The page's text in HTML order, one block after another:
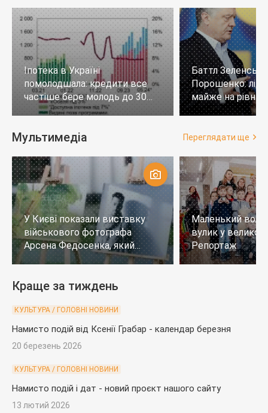
Іпотека в Україні
помолодшала: кредити все
частіше бере молодь до 30
років
Баттл
Порошенко:
майже на
тих, хто не
Мультимедіа Переглядати ще
У Києві показали виставку
військового фотографа
Арсена Федосенка, який
загинув на війні
Маленький
вулик у
Репортаж
Краще за тиждень
КУЛЬТУРА / ГОЛОВНІ НОВИНИ
Намисто подій від Ксенії Грабар - календар березня
20 березень 2026
КУЛЬТУРА / ГОЛОВНІ НОВИНИ
Намисто подій і дат - новий проєкт нашого сайту
13 лютий 2026